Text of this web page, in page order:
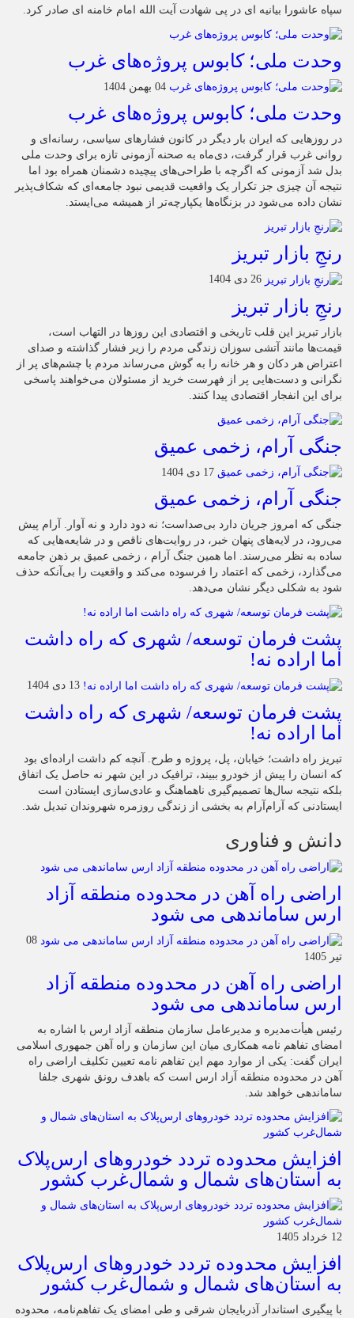
سپاه عاشورا بیانیه ای در پی شهادت آیت الله امام خامنه ای صادر کرد.
وحدت ملی؛ کابوس پروژه‌های غرب
04 بهمن 1404
وحدت ملی؛ کابوس پروژه‌های غرب
در روزهایی که ایران بار دیگر در کانون فشارهای سیاسی، رسانه‌ای و
روانی غرب قرار گرفت، دی‌ماه به صحنه آزمونی تازه برای وحدت ملی
بدل شد آزمونی که اگرچه با طراحی‌های پیچیده دشمنان همراه بود اما
نتیجه آن چیزی جز تکرار یک واقعیت قدیمی نبود جامعه‌ای که شکاف‌پذیر
نشان داده می‌شود در بزنگاه‌ها یکپارچه‌تر از همیشه می‌ایستد.
رنجِ بازار تبریز
26 دی 1404
رنجِ بازار تبریز
بازار تبریز این قلب تاریخی و اقتصادی این روزها در التهاب است،
قیمت‌ها مانند آتشی سوزان زندگی مردم را زیر فشار گذاشته و صدای
اعتراض هر دکان و هر خانه را به گوش می‌رساند مردم با چشم‌های پر از
نگرانی و دست‌هایی پر از فهرست خرید از مسئولان می‌خواهند پاسخی
برای این انفجار اقتصادی پیدا کنند.
جنگی آرام، زخمی عمیق
17 دی 1404
جنگی آرام، زخمی عمیق
جنگی که امروز جریان دارد بی‌صداست؛ نه دود دارد و نه آوار. آرام پیش
می‌رود، در لایه‌های پنهان خبر، در روایت‌های ناقص و در شایعه‌هایی که
ساده به نظر می‌رسند. اما همین جنگ آرام ، زخمی عمیق بر ذهن جامعه
می‌گذارد، زخمی که اعتماد را فرسوده می‌کند و واقعیت را بی‌آنکه حذف
شود به شکلی دیگر نشان می‌دهد.
پشت فرمان توسعه/ شهری که راه داشت
اما اراده نه!
13 دی 1404
پشت فرمان توسعه/ شهری که راه داشت
اما اراده نه!
تبریز راه داشت؛ خیابان، پل، پروژه و طرح. آنچه کم داشت اراده‌ای بود
که انسان را پیش از خودرو ببیند، ترافیک در این شهر نه حاصل یک اتفاق
بلکه نتیجه سال‌ها تصمیم‌گیری ناهماهنگ و عادی‌سازی ایستادن است
ایستادنی که آرام‌آرام به بخشی از زندگی روزمره شهروندان تبدیل شد.
دانش و فناوری
اراضی راه آهن در محدوده منطقه آزاد
ارس ساماندهی می شود
08
تیر 1405
اراضی راه آهن در محدوده منطقه آزاد
ارس ساماندهی می شود
رئیس هیأت‌مدیره و مدیرعامل سازمان منطقه آزاد ارس با اشاره به
امضای تفاهم نامه همکاری میان این سازمان و راه آهن جمهوری اسلامی
ایران گفت: یکی از موارد مهم این تفاهم نامه تعیین تکلیف اراضی راه
آهن در محدوده منطقه آزاد ارس است که باهدف رونق شهری جلفا
ساماندهی خواهد شد.
افزایش محدوده تردد خودروهای ارس‌پلاک
به استان‌های شمال و شمال‌غرب کشور
12 خرداد 1405
افزایش محدوده تردد خودروهای ارس‌پلاک
به استان‌های شمال و شمال‌غرب کشور
با پیگیری استاندار آذربایجان شرقی و طی امضای یک تفاهم‌نامه، محدوده